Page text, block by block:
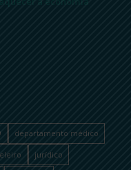
departamento médico
jurídico